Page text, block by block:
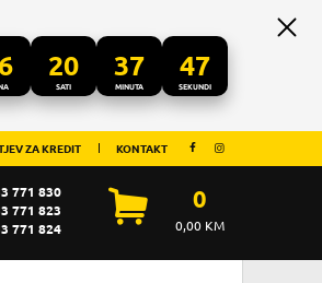
20
SATI
37
MINUTA
47
SEKUNDI
ZA KREDIT KONTAKT
771 830
771 823
771 824
0
0,00KM